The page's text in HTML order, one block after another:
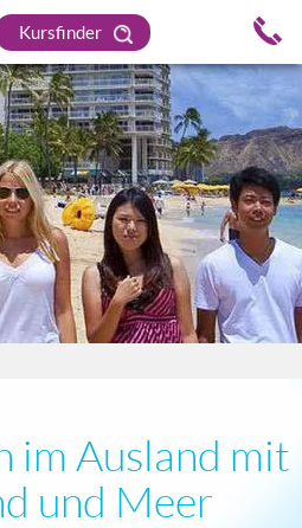
Kursfinder
im Ausland mit
und Meer